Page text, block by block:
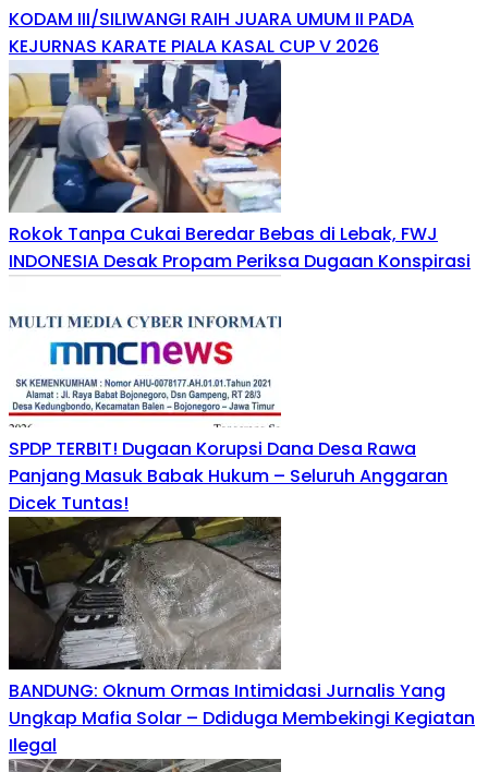
KODAM III/SILIWANGI RAIH JUARA UMUM II PADA
KEJURNAS KARATE PIALA KASAL CUP V 2026
Rokok Tanpa Cukai Beredar Bebas di Lebak, FWJ
INDONESIA Desak Propam Periksa Dugaan Konspirasi
SPDP TERBIT! Dugaan Korupsi Dana Desa Rawa
Panjang Masuk Babak Hukum – Seluruh Anggaran
Dicek Tuntas!
BANDUNG: Oknum Ormas Intimidasi Jurnalis Yang
Ungkap Mafia Solar – Ddiduga Membekingi Kegiatan
Ilegal